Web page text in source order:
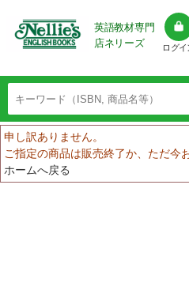
英語教材専門
店ネリーズ
ログイ
申し訳ありません。
ご指定の商品は販売終了か、ただ今
ホームへ戻る